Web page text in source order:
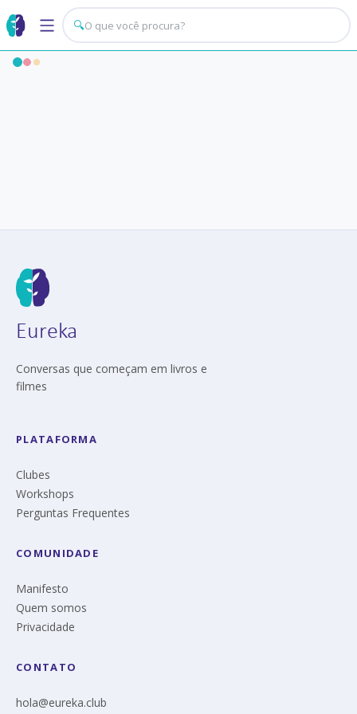
🔍
Eureka
Conversas que começam em livros e
filmes
PLATAFORMA
Clubes
Workshops
Perguntas Frequentes
COMUNIDADE
Manifesto
Quem somos
Privacidade
CONTATO
hola@eureka.club